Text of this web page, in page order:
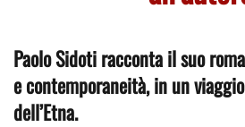
Paolo Sidoti racconta il suo
e contemporaneità, in un
dell’Etna.